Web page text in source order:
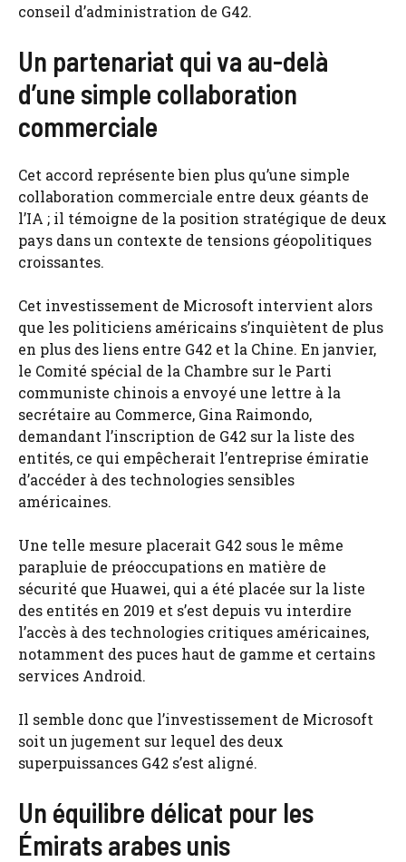
conseil d’administration de G42.
Un partenariat qui va au-delà
d’une simple collaboration
commerciale
Cet accord représente bien plus qu’une simple
collaboration commerciale entre deux géants de
l’IA ; il témoigne de la position stratégique de deux
pays dans un contexte de tensions géopolitiques
croissantes.
Cet investissement de Microsoft intervient alors
que les politiciens américains s’inquiètent de plus
en plus des liens entre G42 et la Chine. En janvier,
le Comité spécial de la Chambre sur le Parti
communiste chinois a envoyé une lettre à la
secrétaire au Commerce, Gina Raimondo,
demandant l’inscription de G42 sur la liste des
entités, ce qui empêcherait l’entreprise émiratie
d’accéder à des technologies sensibles
américaines.
Une telle mesure placerait G42 sous le même
parapluie de préoccupations en matière de
sécurité que Huawei, qui a été placée sur la liste
des entités en 2019 et s’est depuis vu interdire
l’accès à des technologies critiques américaines,
notamment des puces haut de gamme et certains
services Android.
Il semble donc que l’investissement de Microsoft
soit un jugement sur lequel des deux
superpuissances G42 s’est aligné.
Un équilibre délicat pour les
Émirats arabes unis